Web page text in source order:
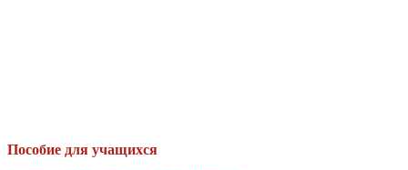
Пособие для учащихся